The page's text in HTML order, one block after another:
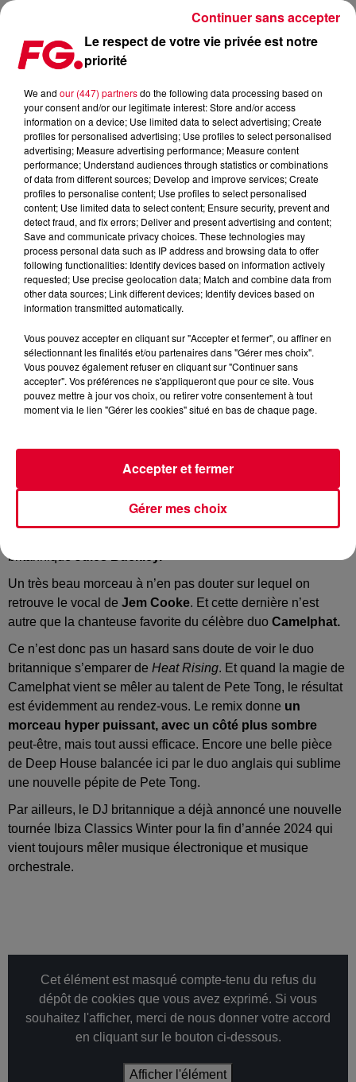
COUP DE CŒUR FG : QUAND CAMELPHAT REMIXE HEAT RISING DE PETE TONG
Publié : 30 janvier 2024 à 7h28 par Antony HARARI
Pete Tong, Jem Cooke - Heat Rising (CamelPhat Remix )
Crédit : Youtube Officiel Pete Tong
est juste fou. Et pour le remix en question, on est dans le
britannique
Un très beau morceau à n’en pas douter sur lequel on
retrouve le vocal de Jem Cooke. Et cette dernière n’est
autre que la chanteuse favorite du célèbre duo Camelphat.
Ce n’est donc pas un hasard sans doute de voir le duo
britannique s’emparer de Heat Rising. Et quand la magie de
Camelphat vient se mêler au talent de Pete Tong, le résultat
est évidemment au rendez-vous. Le remix donne un
morceau hyper puissant, avec un côté plus sombre
peut-être, mais tout aussi efficace. Encore une belle pièce
de Deep House balancée ici par le duo anglais qui sublime
une nouvelle pépite de Pete Tong.
Par ailleurs, le DJ britannique a déjà annoncé une nouvelle
tournée Ibiza Classics Winter pour la fin d’année 2024 qui
vient toujours mêler musique électronique et musique
orchestrale.
Cet élément est masqué compte-tenu du refus du
dépôt de cookies que vous avez exprimé. Si vous
souhaitez l'afficher, merci de nous donner votre accord
en cliquant sur le bouton ci-dessous.
Afficher l'élément
Le respect de votre vie privée est notre
priorité
We and our (447) partnersdo the following data processing based on
your consent and/or our legitimate interest: Store and/or access
information on a device; Use limited data to select advertising; Create
profiles for personalised advertising; Use profiles to select personalised
advertising; Measure advertising performance; Measure content
performance; Understand audiences through statistics or combinations
of data from different sources; Develop and improve services; Create
profiles to personalise content; Use profiles to select personalised
content; Use limited data to select content; Ensure security, prevent and
detect fraud, and fix errors; Deliver and present advertising and content;
Save and communicate privacy choices. These technologies may
process personal data such as IP address and browsing data to offer
following functionalities: Identify devices based on information actively
requested; Use precise geolocation data; Match and combine data from
other data sources; Link different devices; Identify devices based on
information transmitted automatically.
Vous pouvez accepter en cliquant sur "Accepter et fermer", ou affiner en
sélectionnant les finalités et/ou partenaires dans "Gérer mes choix".
Vous pouvez également refuser en cliquant sur "Continuer sans
accepter". Vos préférences ne s'appliqueront que pour ce site. Vous
pouvez mettre à jour vos choix, ou retirer votre consentement à tout
moment via le lien "Gérer les cookies" situé en bas de chaque page.
Gérer mes choix
Accepter et fermer
Continuer sans accepter